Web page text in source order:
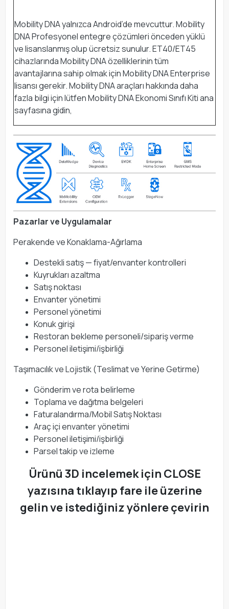
Mobility DNA yalnızca Android’de mevcuttur. Mobility
DNA Profesyonel entegre çözümleri önceden yüklü
ve lisanslanmış olup ücretsiz sunulur. ET40/ET45
cihazlarında Mobility DNA özelliklerinin tüm
avantajlarına sahip olmak için Mobility DNA Enterprise
lisansı gerekir. Mobility DNA araçları hakkında daha
fazla bilgi için lütfen Mobility DNA Ekonomi Sınıfı Kiti ana
sayfasına gidin,
Pazarlar ve Uygulamalar
Perakende ve Konaklama-Ağırlama
Destekli satış — fiyat/envanter kontrolleri
Kuyrukları azaltma
Satış noktası
Envanter yönetimi
Personel yönetimi
Konuk girişi
Restoran bekleme personeli/sipariş verme
Personel iletişimi/işbirliği
Taşımacılık ve Lojistik (Teslimat ve Yerine Getirme)
Gönderim ve rota belirleme
Toplama ve dağıtma belgeleri
Faturalandırma/Mobil Satış Noktası
Araç içi envanter yönetimi
Personel iletişimi/işbirliği
Parsel takip ve izleme
Ürünü 3D incelemek için CLOSE
yazısına tıklayıp fare ile üzerine
gelin ve istediğiniz yönlere çevirin